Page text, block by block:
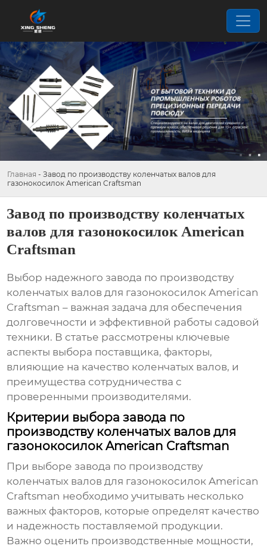
Главная - Завод по производству коленчатых валов для
газонокосилок American Craftsman
Завод по производству коленчатых
валов для газонокосилок American
Craftsman
Выбор надежногозавода по производству
коленчатых валов для газонокосилок American
Craftsman – важная задача для обеспечения
долговечности и эффективной работы садовой
техники. В статье рассмотрены ключевые
аспекты выбора поставщика, факторы,
влияющие на качество коленчатых валов, и
преимущества сотрудничества с
проверенными производителями.
Критерии выбора завода по
производству коленчатых валов для
газонокосилок American Craftsman
При выборезавода по производству
коленчатых валов для газонокосилок American
Craftsman необходимо учитывать несколько
важных факторов, которые определят качество
и надежность поставляемой продукции.
Важно оценить производственные мощности,